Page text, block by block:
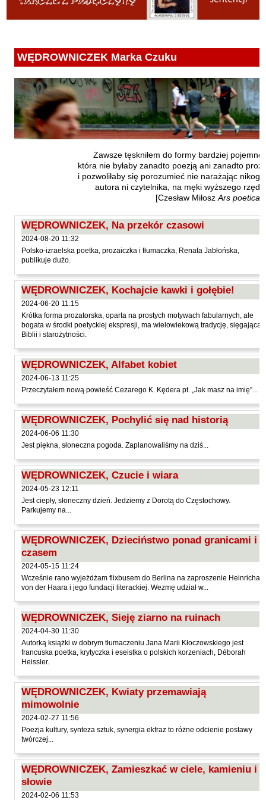
Fajfer Zenon
Filipowski Michał
Frajlich Anna
Frenger Marek
Gedroyć Krzysztof
Gleń Adrian
Gorszewski Paweł
Grodecki Andrzej
Guillevic
Gwiazda-Elmerych Małgorzata
Helbig Brygida
Hoffmann Krzysztof
Holden Gojtowski Jarek
Hrynacz Tomasz
Jakób Lech M.
Jakubowski Paweł
Jasina Zbigniew
Jentys-Borelowska Maria
Jocher Waldemar
Jonaszko Jolanta
Juzyszyn Wojciech
Kain Dawid
Kalenin Magdalena
Kamiński Gabriel Leonard
Kaniecka-Mazurek Anna
Kántor Péter
Keineg Paol
Kemény István
Kępisty Iwona
Kierc Bogusław
Klera Wiktoria
Klęczar Wojciech
Kopacki Andrzej
Kosiorowski Zbigniew
Kryszak Janusz
Księżyk Jarosław
Kuźnicki Sławomir
Kyrcz Jr Kazimierz
Latawiec Bogusława
Zbigniew KosiorowskiNawrót
Artur Daniel LiskowackiZimno
Grażyna ObrąpalskaPoprawki
Jakub Michał PawłowskiAgrestowe sny
Uta PrzybośCoraz
Gustaw RajmusKrólestwa
Autodafe 8
Cairo Declaration
WĘDROWNICZEK Marka Czuku
Zawsze tęskniłem do formy bardziej
która nie byłaby zanadto poezją ani zanadto
i pozwoliłaby się porozumieć nie narażając
autora ni czytelnika, na męki wyższego
[Czesław Miłosz Ars poetica?
WĘDROWNICZEK, Na przekór czasowi
2024-08-20 11:32
Polsko-izraelska poetka, prozaiczka i tłumaczka, Renata Jabłońska,
publikuje dużo.
WĘDROWNICZEK, Kochajcie kawki i gołębie!
2024-06-20 11:15
Krótka forma prozatorska, oparta na prostych motywach fabularnych, ale
bogata w środki poetyckiej ekspresji, ma wielowiekową tradycję, sięgającą
Biblii i starożytności.
WĘDROWNICZEK, Alfabet kobiet
2024-06-13 11:25
Przeczytałem nową powieść Cezarego K. Kędera pt. „Jak masz na imię”...
WĘDROWNICZEK, Pochylić się nad historią
2024-06-06 11:30
Jest piękna, słoneczna pogoda. Zaplanowaliśmy na dziś...
WĘDROWNICZEK, Czucie i wiara
2024-05-23 12:11
Jest ciepły, słoneczny dzień. Jedziemy z Dorotą do Częstochowy.
Parkujemy na...
WĘDROWNICZEK, Dzieciństwo ponad granicami i
czasem
2024-05-15 11:24
Wcześnie rano wyjeżdżam flixbusem do Berlina na zaproszenie Heinricha
von der Haara i jego fundacji literackiej. Wezmę udział w...
WĘDROWNICZEK, Sieję ziarno na ruinach
2024-04-30 11:30
Autorką książki w dobrym tłumaczeniu Jana Marii Kłoczowskiego jest
francuska poetka, krytyczka i eseistka o polskich korzeniach, Déborah
Heissler.
WĘDROWNICZEK, Kwiaty przemawiają
mimowolnie
2024-02-27 11:56
Poezja kultury, synteza sztuk, synergia ekfraz to różne odcienie postawy
twórczej...
WĘDROWNICZEK, Zamieszkać w ciele, kamieniu i
słowie
2024-02-06 11:53